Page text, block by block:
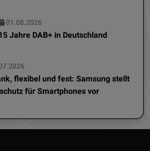
01.08.2026
Jahre DAB+ in Deutschland
flexibel und fest: Samsung stellt
für Smartphones vor